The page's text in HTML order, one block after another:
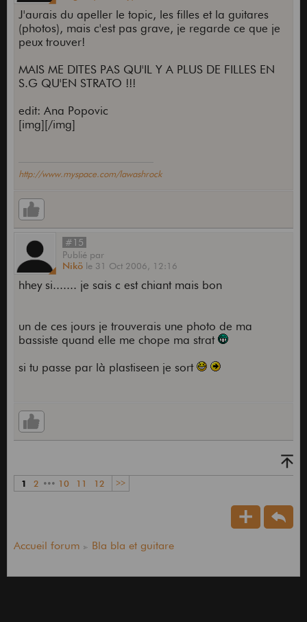
J'aurais du apeller le topic, les filles et la guitares
(photos), mais c'est pas grave, je regarde ce que je
peux trouver!
MAIS ME DITES PAS QU'IL Y A PLUS DE FILLES EN
S.G QU'EN STRATO !!!
edit: Ana Popovic
[img][/img]
http://www.myspace.com/lawashrock
#15
Publié par
Nikö le 31 Oct 2006, 12:16
hhey si....... je sais c est chiant mais bon
un de ces jours je trouverais une photo de ma
bassiste quand elle me chope ma strat
si tu passe par là plastiseen je sort
1 2 ••• 10 11 12 >>
Accueil forum Bla bla et guitare